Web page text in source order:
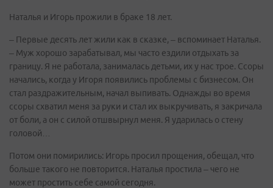
Наталья и Игорь прожили в браке 18 лет.
– Первые десять лет жили как в сказке, – вспоминает Наталья.
– Муж хорошо зарабатывал, мы часто ездили отдыхать за
границу. Я не работала, занималась детьми, их у нас трое. Ссоры
начались, когда у Игоря появились проблемы с бизнесом. Он
стал раздражительным, начал выпивать. Однажды во время
ссоры схватил меня за руки и стал их выкручивать, я закричала
от боли, а он с силой отшвырнул меня. Я ударилась о стену
головой…
Потом они помирились: Игорь просил прощения, обещал, что
больше такого не повторится. Наталья простила – чего не
может простить себе самой сегодня.